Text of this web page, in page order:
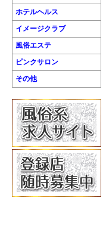
ホテルヘルス
イメージクラブ
風俗エステ
ピンクサロン
その他